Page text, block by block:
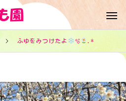
ふゆをみつけたよ 🫧 .*